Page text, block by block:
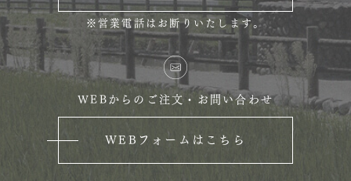
※営業電話はお断りいたします。
WEBからのご注文・お問い合わせ
WEBフォームはこちら